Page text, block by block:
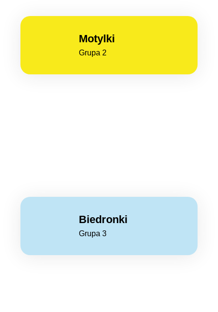
Motylki
Grupa 2
Biedronki
Grupa 3